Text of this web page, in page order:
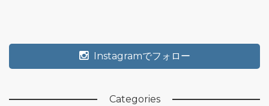
Instagramでフォロー
Categories